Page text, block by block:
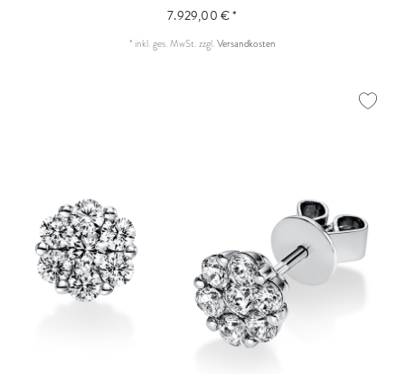
7.929,00 € *
* inkl. ges. MwSt.zzgl.Versandkosten